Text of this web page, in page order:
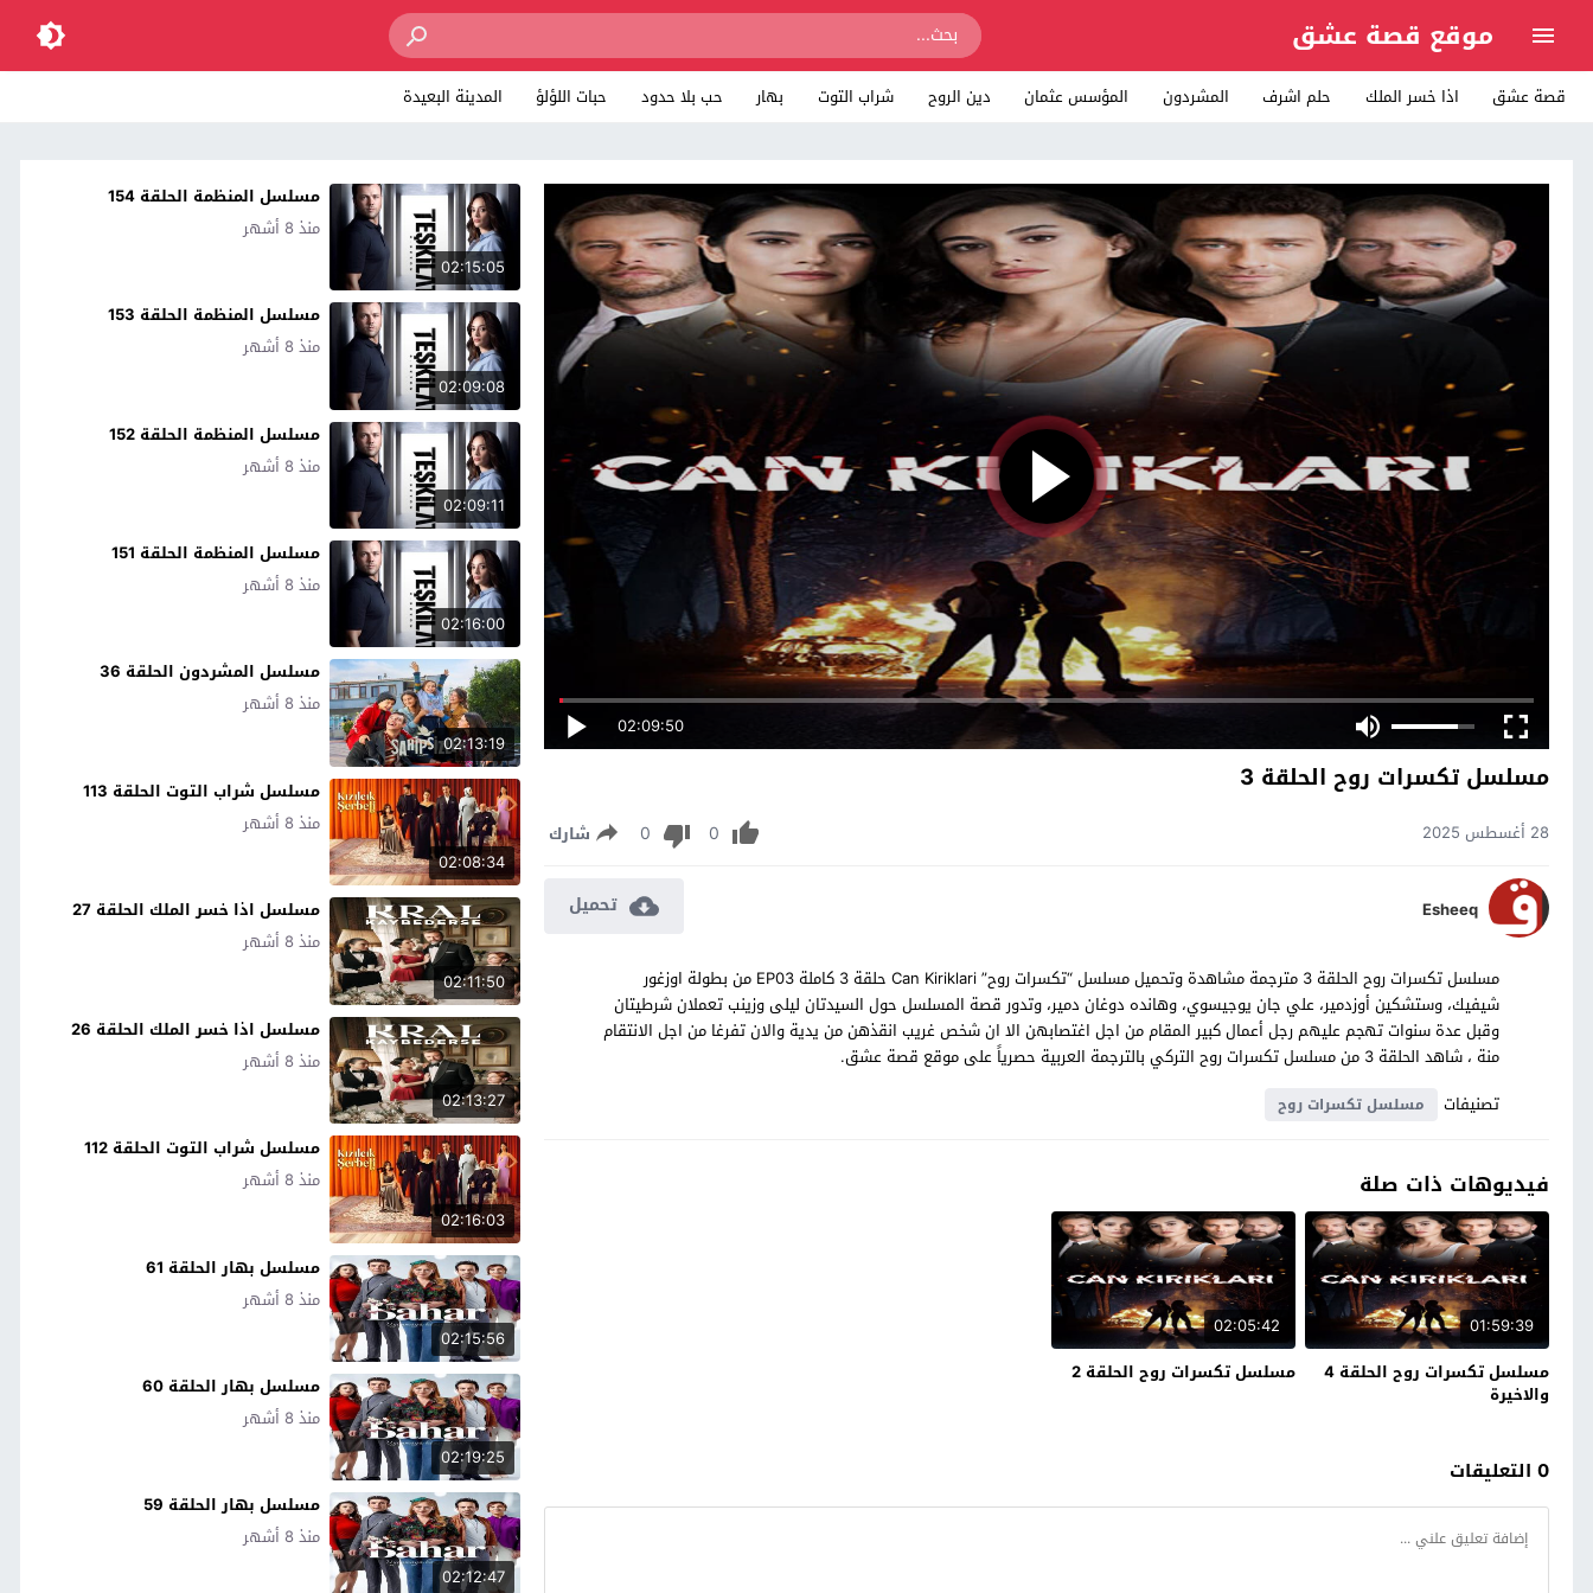
موقع قصة عشق
قصة عشق اذا خسر الملك حلم اشرف المشردون المؤسس عثمان دين الروح شراب التوت بهار حب بلا حدود حبات اللؤلؤ المدينة البعيدة
02:09:50
مسلسل تكسرات روح الحلقة 3
28 أغسطس 2025 0
0 شارك
Esheeq تحميل
مسلسل تكسرات روح الحلقة 3 مترجمة مشاهدة وتحميل مسلسل “تكسرات روح” Can Kiriklari حلقة 3 كاملة EP03 من بطولة اوزغور
شيفيك، وستشكين أوزدمير، علي جان يوجيسوي، وهانده دوغان دمير، وتدور قصة المسلسل حول السيدتان ليلى وزينب تعملان شرطيتان
وقبل عدة سنوات تهجم عليهم رجل أعمال كبير المقام من اجل اغتصابهن الا ان شخص غريب انقذهن من يدية والان تفرغا من اجل الانتقام
منة ، شاهد الحلقة 3 من مسلسل تكسرات روح التركي بالترجمة العربية حصرياً على موقع قصة عشق.
تصنيفات
مسلسل تكسرات روح
فيديوهات ذات صلة
01:59:39
مسلسل تكسرات روح الحلقة 4
والاخيرة
02:05:42
مسلسل تكسرات روح الحلقة 2
0 التعليقات
02:15:05
مسلسل المنظمة الحلقة 154
منذ 8 أشهر
02:09:08
مسلسل المنظمة الحلقة 153
منذ 8 أشهر
02:09:11
مسلسل المنظمة الحلقة 152
منذ 8 أشهر
02:16:00
مسلسل المنظمة الحلقة 151
منذ 8 أشهر
02:13:19
مسلسل المشردون الحلقة 36
منذ 8 أشهر
02:08:34
مسلسل شراب التوت الحلقة 113
منذ 8 أشهر
02:11:50
مسلسل اذا خسر الملك الحلقة 27
منذ 8 أشهر
02:13:27
مسلسل اذا خسر الملك الحلقة 26
منذ 8 أشهر
02:16:03
مسلسل شراب التوت الحلقة 112
منذ 8 أشهر
02:15:56
مسلسل بهار الحلقة 61
منذ 8 أشهر
02:19:25
مسلسل بهار الحلقة 60
منذ 8 أشهر
02:12:47
مسلسل بهار الحلقة 59
منذ 8 أشهر